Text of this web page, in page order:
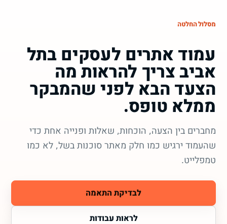
מסלול החלטה
עמוד אתרים לעסקים בתל
אביב צריך להראות מה
הצעד הבא לפני שהמבקר
ממלא טופס.
מחברים בין הצעה, הוכחות, שאלות ופנייה אחת כדי
שהעמוד ירגיש כמו חלק מאתר סוכנות בשל, לא כמו
טמפלייט.
לבדיקת התאמה
לראות עבודות